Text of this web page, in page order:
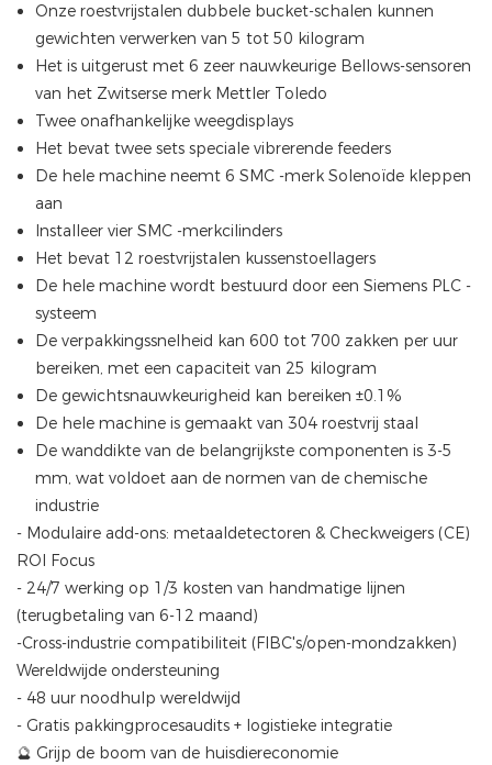
Onze roestvrijstalen dubbele bucket-schalen kunnen
gewichten verwerken van 5 tot 50 kilogram
Het is uitgerust met 6 zeer nauwkeurige Bellows-sensoren
van het Zwitserse merk Mettler Toledo
Twee onafhankelijke weegdisplays
Het bevat twee sets speciale vibrerende feeders
De hele machine neemt 6 SMC -merk Solenoïde kleppen
aan
Installeer vier SMC -merkcilinders
Het bevat 12 roestvrijstalen kussenstoellagers
De hele machine wordt bestuurd door een Siemens PLC -
systeem
De verpakkingssnelheid kan 600 tot 700 zakken per uur
bereiken, met een capaciteit van 25 kilogram
De gewichtsnauwkeurigheid kan bereiken ±0.1%
De hele machine is gemaakt van 304 roestvrij staal
De wanddikte van de belangrijkste componenten is 3-5
mm, wat voldoet aan de normen van de chemische
industrie
- Modulaire add-ons: metaaldetectoren & Checkweigers (CE)
ROI Focus
- 24/7 werking op 1/3 kosten van handmatige lijnen
(terugbetaling van 6-12 maand)
-Cross-industrie compatibiliteit (FIBC's/open-mondzakken)
Wereldwijde ondersteuning
- 48 uur noodhulp wereldwijd
- Gratis pakkingprocesaudits + logistieke integratie
🔮 Grijp de boom van de huisdiereconomie